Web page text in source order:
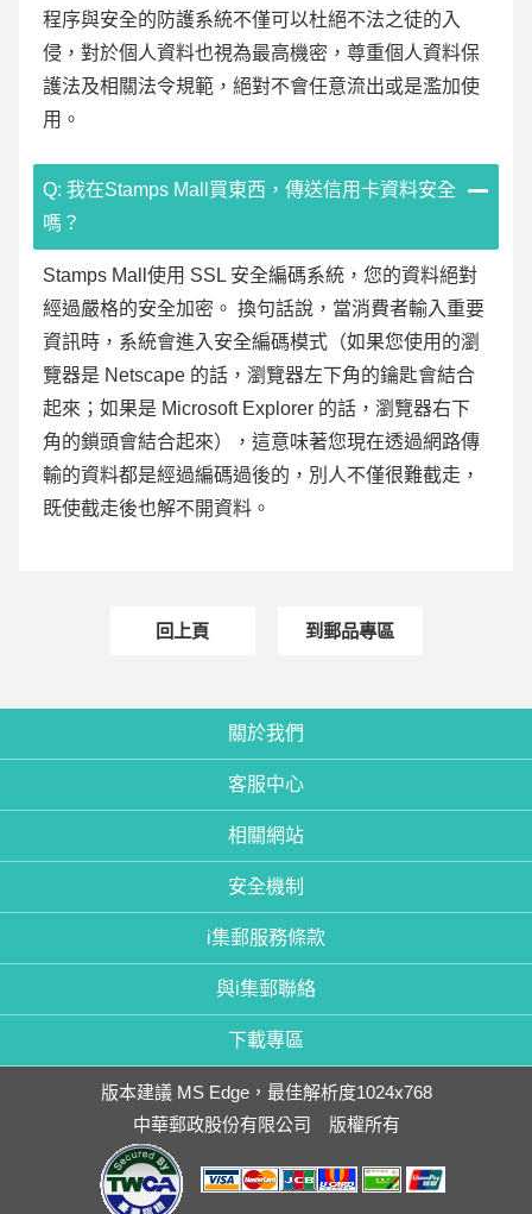
程序與安全的防護系統不僅可以杜絕不法之徒的入
侵，對於個人資料也視為最高機密，尊重個人資料保
護法及相關法令規範，絕對不會任意流出或是濫加使
用。
Q: 我在Stamps Mall買東西，傳送信用卡資料安全
嗎？
Stamps Mall使用 SSL 安全編碼系統，您的資料絕對
經過嚴格的安全加密。 換句話說，當消費者輸入重要
資訊時，系統會進入安全編碼模式（如果您使用的瀏
覽器是 Netscape 的話，瀏覽器左下角的鑰匙會結合
起來；如果是 Microsoft Explorer 的話，瀏覽器右下
角的鎖頭會結合起來），這意味著您現在透過網路傳
輸的資料都是經過編碼過後的，別人不僅很難截走，
既使截走後也解不開資料。
回上頁 到郵品專區
關於我們
客服中心
相關網站
安全機制
i集郵服務條款
與i集郵聯絡
下載專區
版本建議 MS Edge，最佳解析度1024x768
中華郵政股份有限公司 版權所有